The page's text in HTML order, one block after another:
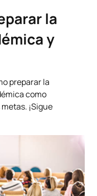
la
y
preparar la
como
¡Sigue